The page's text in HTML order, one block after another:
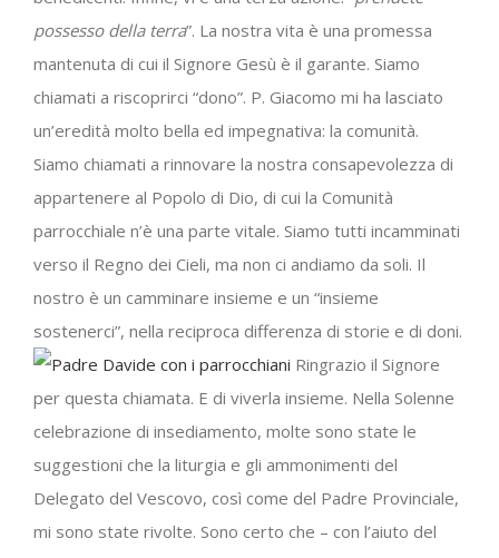
possesso della terra”. La nostra vita è una promessa
mantenuta di cui il Signore Gesù è il garante. Siamo
chiamati a riscoprirci “dono”. P. Giacomo mi ha lasciato
un’eredità molto bella ed impegnativa: la comunità.
Siamo chiamati a rinnovare la nostra consapevolezza di
appartenere al Popolo di Dio, di cui la Comunità
parrocchiale n’è una parte vitale. Siamo tutti incamminati
verso il Regno dei Cieli, ma non ci andiamo da soli. Il
nostro è un camminare insieme e un “insieme
sostenerci”, nella reciproca differenza di storie e di doni.
Ringrazio il Signore
per questa chiamata. E di viverla insieme. Nella Solenne
celebrazione di insediamento, molte sono state le
suggestioni che la liturgia e gli ammonimenti del
Delegato del Vescovo, così come del Padre Provinciale,
mi sono state rivolte. Sono certo che – con l’aiuto del